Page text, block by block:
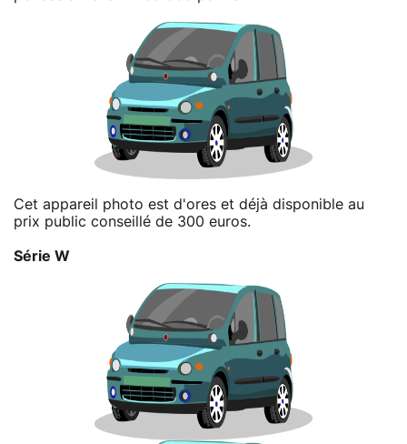
Cet appareil photo est d'ores et déjà disponible au
prix public conseillé de 300 euros.
Série W